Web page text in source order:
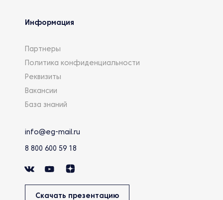
Информация
Партнеры
Политика конфиденциальности
Реквизиты
Вакансии
База знаний
info@eg-mail.ru
8 800 600 59 18
Скачать презентацию